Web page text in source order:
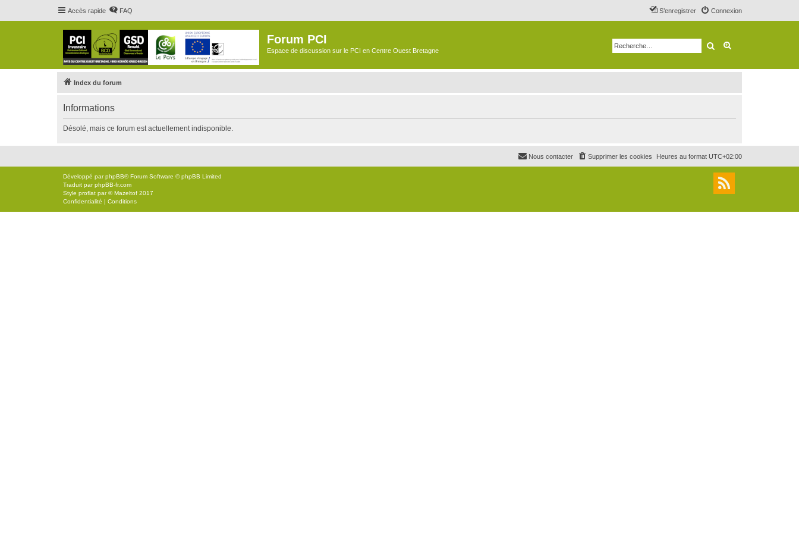
Accès rapide FAQ Connexion
S’enregistrer
Forum PCI
Espace de discussion sur le PCI en Centre Ouest Bretagne Rechercher
Index du forum
Informations
Désolé, mais ce forum est actuellement indisponible.
Heures au format UTC+02:00
Supprimer les cookies
Nous contacter
Développé parphpBB® Forum Software © phpBB Limited
Traduit parphpBB-fr.com
Style proflat par ©Mazeltof 2017
Confidentialité | Conditions